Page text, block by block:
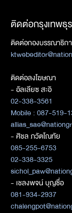
ติดต่อกรุงเทพธุ
ติดต่อกองบรรณาธิก
ติดต่อลงโฆษณา
- อัลเลียซ สะอิ
02-338-3561
Mobile : 087-519-
- ศิชล ภวัตโณทัย
085-255-6753
02-338-3325
- เชลงพจน์ บุญซื่อ
081-934-2937